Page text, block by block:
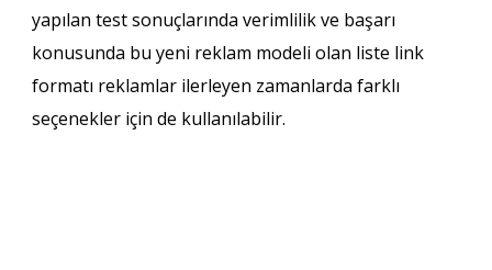
yapılan test sonuçlarında verimlilik ve başarı
konusunda bu yeni reklam modeli olan liste link
formatı reklamlar ilerleyen zamanlarda farklı
seçenekler için de kullanılabilir.